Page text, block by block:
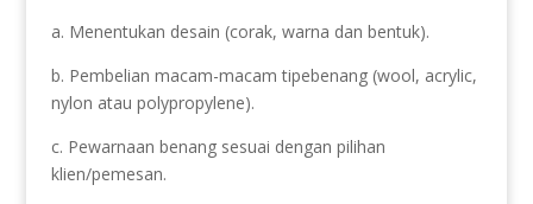
a. Menentukan desain (corak, warna dan bentuk).
b. Pembelian macam-macam tipebenang (wool, acrylic,
nylon atau polypropylene).
c. Pewarnaan benang sesuai dengan pilihan
klien/pemesan.